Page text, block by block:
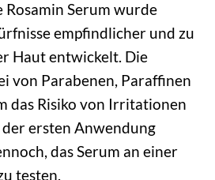
Rosamin Serum wurde
empfindlicher und zu
Haut entwickelt. Die
von Parabenen, Paraffinen
das Risiko von Irritationen
ersten Anwendung
das Serum an einer
testen.